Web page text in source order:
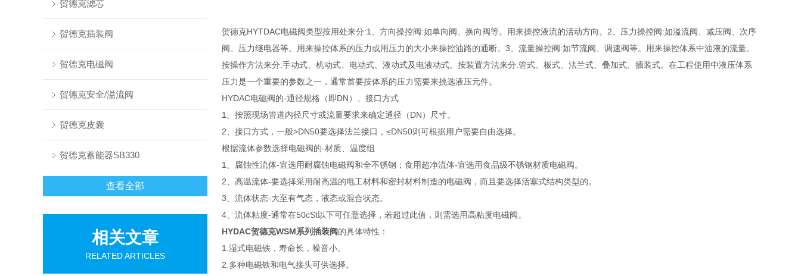
贺德克滤芯
贺德克插装阀
贺德克电磁阀
贺德克安全/溢流阀
贺德克皮囊
贺德克蓄能器SB330
查看全部
相关文章
RELATED ARTICLES
贺德克HYTDAC电磁阀类型按用处来分:1、方向操控阀:如单向阀、换向阀等。用来操控液流的活动方向。2、压力操控阀:如溢流阀、减压阀、次序
阀、压力继电器等。用来操控体系的压力或用压力的大小来操控油路的通断。3、流量操控阀:如节流阀、调速阀等。用来操控体系中油液的流量。
按操作方法来分:手动式、机动式、电动式、液动式及电液动式。按装置方法来分:管式、板式、法兰式、叠加式、插装式。在工程使用中液压体系
压力是一个重要的参数之一，通常首要按体系的压力需要来挑选液压元件。
HYDAC电磁阀的-通径规格（即DN）、接口方式
1、按照现场管道内径尺寸或流量要求来确定通径（DN）尺寸。
2、接口方式，一般>DN50要选择法兰接口，≤DN50则可根据用户需要自由选择。
根据流体参数选择电磁阀的-材质、温度组
1、腐蚀性流体-宜选用耐腐蚀电磁阀和全不锈钢；食用超净流体-宜选用食品级不锈钢材质电磁阀。
2、高温流体-要选择采用耐高温的电工材料和密封材料制造的电磁阀，而且要选择活塞式结构类型的。
3、流体状态-大至有气态，液态或混合状态。
4、流体粘度-通常在50cSt以下可任意选择，若超过此值，则需选用高粘度电磁阀。
HYDAC贺德克WSM系列插装阀的具体特性：
1.湿式电磁铁，寿命长，噪音小。
2.多种电磁铁和电气接头可供选择。